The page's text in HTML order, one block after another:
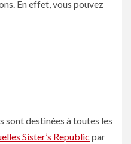
En effet, vous pouvez
sont destinées à toutes les
Sister’s Republic par